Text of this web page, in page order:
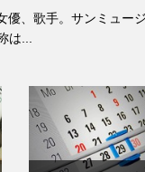
、歌手。サンミュー
は...